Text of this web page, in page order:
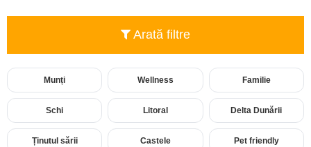
Arată filtre
Munți Wellness Familie
Schi Litoral Delta Dunării
Ținutul sării Castele Pet friendly